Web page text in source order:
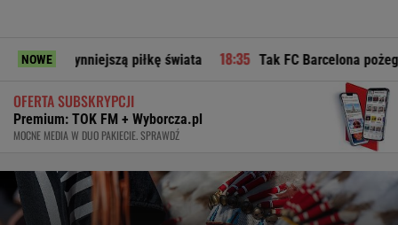
NOWE piłkę świata Tak FC Barcelona pożegnała ojca
OFERTA SUBSKRYPCJI
Premium: TOK FM + Wyborcza.pl
MOCNE MEDIA W DUO PAKIECIE. SPRAWDŹ